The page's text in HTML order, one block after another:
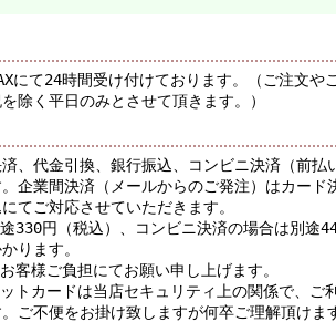
にて24時間受け付けております。（ご注文や
除く平日のみとさせて頂きます。）
、代金引換、銀行振込、コンビニ決済（前払
企業間決済（メールからのご発注）はカード
てご対応させていただきます。
330円（税込）、コンビニ決済の場合は別途
ります。
客様ご負担にてお願い申し上げます。
トカードは当店セキュリティ上の関係で、ご
ご不便をお掛け致しますが何卒ご理解頂けま